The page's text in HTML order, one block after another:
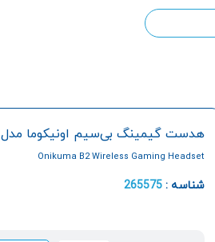
هدست گیمینگ بی‌سیم اونیکوما مدل B2
Onikuma B2 Wireless Gaming Headset
شناسه :265575